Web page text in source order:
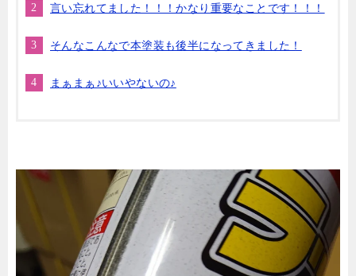
言い忘れてました！！！かなり重要なことです！！！
そんなこんなで本塗装も後半になってきました！
まぁまぁ♪いいやないの♪